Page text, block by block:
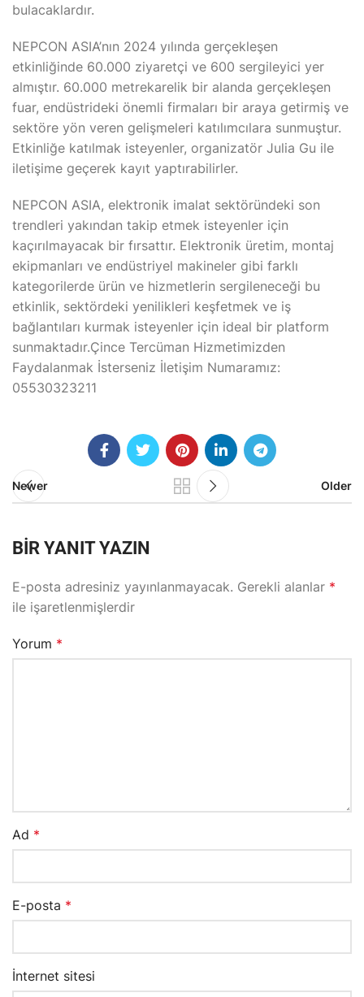
bulacaklardır.
NEPCON ASIA’nın 2024 yılında gerçekleşen
etkinliğinde 60.000 ziyaretçi ve 600 sergileyici yer
almıştır. 60.000 metrekarelik bir alanda gerçekleşen
fuar, endüstrideki önemli firmaları bir araya getirmiş ve
sektöre yön veren gelişmeleri katılımcılara sunmuştur.
Etkinliğe katılmak isteyenler, organizatör Julia Gu ile
iletişime geçerek kayıt yaptırabilirler.
NEPCON ASIA, elektronik imalat sektöründeki son
trendleri yakından takip etmek isteyenler için
kaçırılmayacak bir fırsattır. Elektronik üretim, montaj
ekipmanları ve endüstriyel makineler gibi farklı
kategorilerde ürün ve hizmetlerin sergileneceği bu
etkinlik, sektördeki yenilikleri keşfetmek ve iş
bağlantıları kurmak isteyenler için ideal bir platform
sunmaktadır.Çince Tercüman Hizmetimizden
Faydalanmak İsterseniz İletişim Numaramız:
05530323211
Newer Older
BIR YANIT YAZIN
E-posta adresiniz yayınlanmayacak. Gerekli alanlar *
ile işaretlenmişlerdir
Yorum *
Ad *
E-posta *
İnternet sitesi